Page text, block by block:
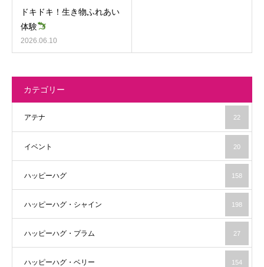
ドキドキ！生き物ふれあい
体験
2026.06.10
カテゴリー
アテナ 22
イベント 20
ハッピーハグ 158
ハッピーハグ・シャイン 198
ハッピーハグ・プラム 27
ハッピーハグ・ベリー 154